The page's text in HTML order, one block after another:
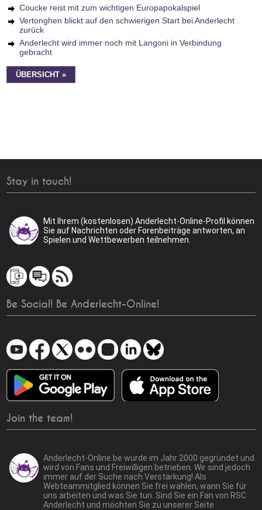
Coucke reist mit zum wichtigen Europapokalspiel
Vertonghen blickt auf den schwierigen Start bei Anderlecht
zurück
Anderlecht wird immer noch mit Langoni in Verbindung
gebracht
ÜBERSICHT »
Stay in touch!
Mit Ihrem (kostenlosen) Anderlecht-Online-Profil können
Sie auf Nachrichten oder Forenbeiträge antworten, an
Spielen und Wettbewerben teilnehmen.
Be Social! Be Anderlecht-Online!
Join the team!
Anderlecht-Online.be wurde im Jahr 2000 gegründet und
wird von Fans und Freiwilligen betrieben. Wir sind jedoch
immer auf der Suche nach Verstärkung! Als
Webteammitglied können Sie frei wählen, wann Sie für
uns arbeiten und was Sie tun. Sind Sie ein Fan von RSC
Anderlecht und möchten Sie zu unserer Seite